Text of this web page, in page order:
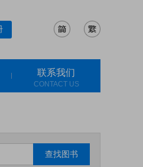
联系我们
CONTACT US
查找图书